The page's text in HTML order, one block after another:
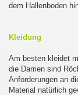
dem Hallenboden
Kleidung
Am besten kleidet
die Damen sind
Anforderungen an
Material natürlich